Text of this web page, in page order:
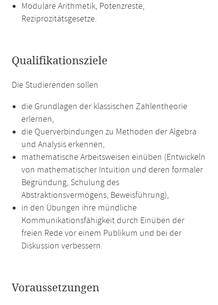
Modulare Arithmetik, Potenzreste,
Reziprozitätsgesetze.
Qualifikationsziele
Die Studierenden sollen
die Grundlagen der klassischen Zahlentheorie
erlernen,
die Querverbindungen zu Methoden der Algebra
und Analysis erkennen,
mathematische Arbeitsweisen einüben (Entwickeln
von mathematischer Intuition und deren formaler
Begründung, Schulung des
Abstraktionsvermögens, Beweisführung),
in den Übungen ihre mündliche
Kommunikationsfähigkeit durch Einüben der
freien Rede vor einem Publikum und bei der
Diskussion verbessern.
Voraussetzungen